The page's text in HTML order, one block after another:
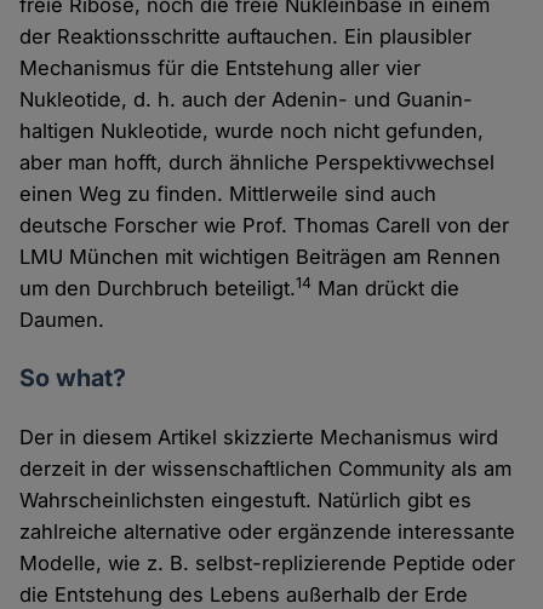
freie Ribose, noch die freie Nukleinbase in einem
der Reaktionsschritte auftauchen. Ein plausibler
Mechanismus für die Entstehung aller vier
Nukleotide, d. h. auch der Adenin- und Guanin-
haltigen Nukleotide, wurde noch nicht gefunden,
aber man hofft, durch ähnliche Perspektivwechsel
einen Weg zu finden. Mittlerweile sind auch
deutsche Forscher wie Prof. Thomas Carell von der
LMU München mit wichtigen Beiträgen am Rennen
um den Durchbruch beteiligt.14 Man drückt die
Daumen.
So what?
Der in diesem Artikel skizzierte Mechanismus wird
derzeit in der wissenschaftlichen Community als am
Wahrscheinlichsten eingestuft. Natürlich gibt es
zahlreiche alternative oder ergänzende interessante
Modelle, wie z. B. selbst-replizierende Peptide oder
die Entstehung des Lebens außerhalb der Erde